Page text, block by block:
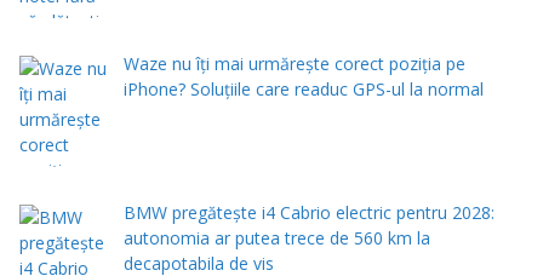
Waze nu îți mai urmărește corect poziția pe
iPhone? Soluțiile care readuc GPS-ul la normal
BMW pregătește i4 Cabrio electric pentru 2028:
autonomia ar putea trece de 560 km la
decapotabila de vis